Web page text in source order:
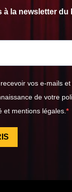
à la newsletter du
vos e-mails
de votre
et mentions légales.